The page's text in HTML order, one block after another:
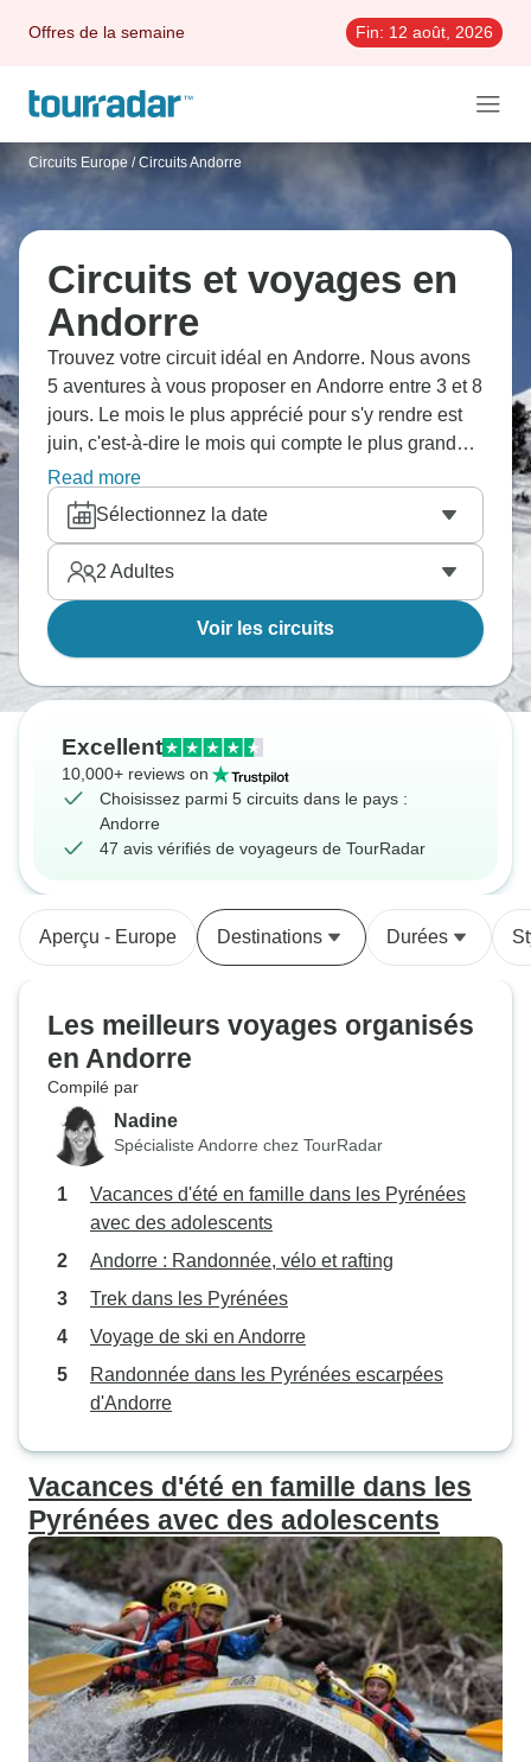
Offres de la semaine Fin: 12 août, 2026
Circuits Europe / Circuits Andorre
Circuits et voyages en
Andorre
Trouvez votre circuit idéal en Andorre. Nous avons
5 aventures à vous proposer en Andorre entre 3 et 8
jours. Le mois le plus apprécié pour s'y rendre est
juin, c'est-à-dire le mois qui compte le plus grand
nombre de départs.
Read more
Sélectionnez la date
2 Adultes
Voir les circuits
Excellent
10,000+ reviews on
Choisissez parmi 5 circuits dans le pays :
Andorre
47 avis vérifiés de voyageurs de TourRadar
Aperçu - Europe Destinations Durées
Les meilleurs voyages organisés
en Andorre
Compilé par
Nadine
Spécialiste Andorre chez TourRadar
Vacances d'été en famille dans les Pyrénées
avec des adolescents
Andorre : Randonnée, vélo et rafting
Trek dans les Pyrénées
Voyage de ski en Andorre
Randonnée dans les Pyrénées escarpées
d'Andorre
Vacances d'été en famille dans les
Pyrénées avec des adolescents